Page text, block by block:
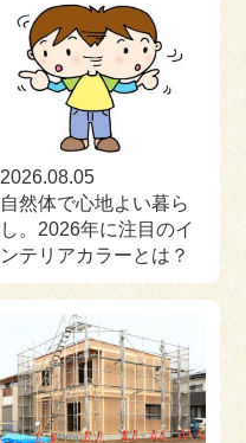
2026.08.05
自然体で心地よい暮ら
し。2026年に注目のイ
ンテリアカラーとは？